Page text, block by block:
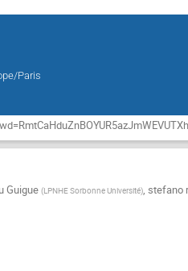
Paris
Guigue (LPNHE Sorbonne Université), stefano